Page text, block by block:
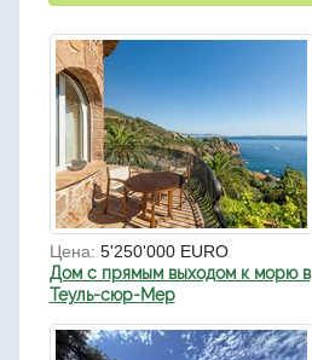
Цена: 5'250'000 EURO
Дом с прямым выходом к морю в
Теуль-сюр-Мер